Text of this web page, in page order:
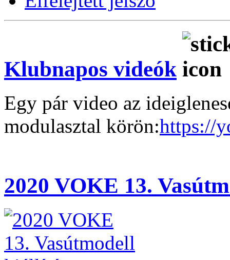
Klubnapos videók
Egy pár video az
modulasztal körön:https://
2020 VOKE 13.